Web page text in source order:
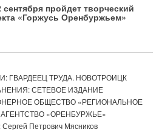
пройдет творческий
«Горжусь Оренбуржьем»
ГВАРДЕЕЦ ТРУДА. НОВОТРОИЦК
СЕТЕВОЕ ИЗДАНИЕ
ОБЩЕСТВО «РЕГИОНАЛЬНОЕ
«ОРЕНБУРЖЬЕ»
Петрович Мясников